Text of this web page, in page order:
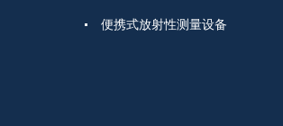
便携式放射性测量设备